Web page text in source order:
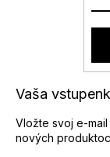
Vaša
Vložte svoj e-
nových